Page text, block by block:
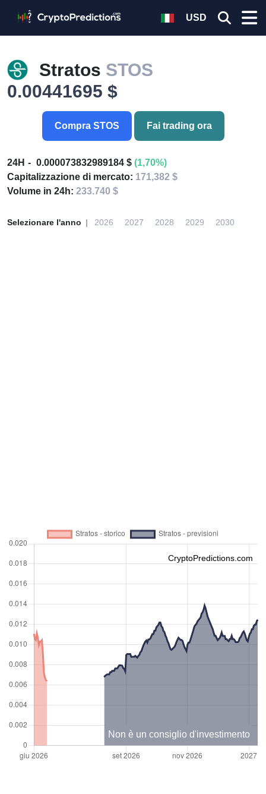
USD
Stratos STOS
0.00441695 $
Compra STOS Fai trading ora
24H 0.000073832989184 $ (1,70%)
Capitalizzazione di mercato: 171,382 $
Volume in 24h: 233.740 $
Selezionare l'anno 2026 2027 2028 2029 2030
CryptoPredictions.com
Non è un consiglio d'investimento